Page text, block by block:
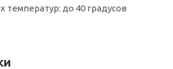
температур: до 40 градусов